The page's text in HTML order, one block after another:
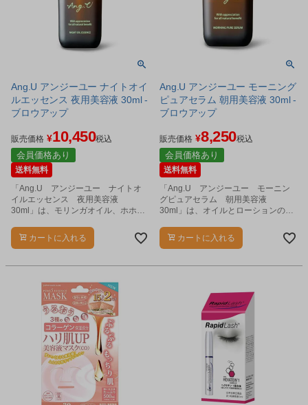
Ang.U アンジーユー ナイトオイ
ルエッセンス 夜用美容液 30ml -
ブロウアップ
販売価格 ¥10,450税込
会員価格あり
送料無料
「Ang.U アンジーユー ナイトオ
イルエッセンス 夜用美容液
30ml」は、モリンガオイル、ホホバ
オイル、オーツ麦オイルを贅沢にブ
レンドした100%ナチュラルなオーガ
カートに入れる
Ang.U アンジーユー モーニング
ピュアセラム 朝用美容液 30ml -
ブロウアップ
販売価格 ¥8,250税込
会員価格あり
送料無料
「Ang.U アンジーユー モーニン
グピュアセラム 朝用美容液
30ml」は、オイルとローションの二
カートに入れる